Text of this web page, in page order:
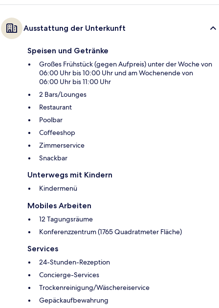
Ausstattung der Unterkunft
Speisen und Getränke
Großes Frühstück (gegen Aufpreis) unter der Woche von
06:00 Uhr bis 10:00 Uhr und am Wochenende von
06:00 Uhr bis 11:00 Uhr
2 Bars/Lounges
Restaurant
Poolbar
Coffeeshop
Zimmerservice
Snackbar
Unterwegs mit Kindern
Kindermenü
Mobiles Arbeiten
12 Tagungsräume
Konferenzzentrum (1765 Quadratmeter Fläche)
Services
24-Stunden-Rezeption
Concierge-Services
Trockenreinigung/Wäschereiservice
Gepäckaufbewahrung